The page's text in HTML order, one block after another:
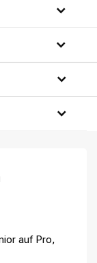
auf deine
Haar und
auf Pro,